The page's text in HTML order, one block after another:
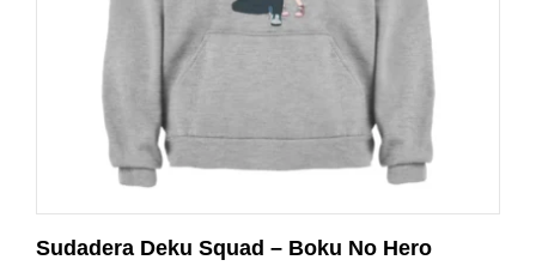
Sudadera Deku Squad – Boku No Hero